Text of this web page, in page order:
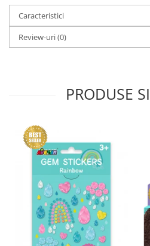
Caracteristici
Review-uri(0)
PRODUSE